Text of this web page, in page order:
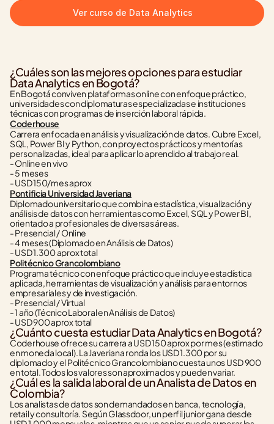
Ver curso de Data Analytics
¿Cuáles son las mejores opciones para estudiar
Data Analytics en Bogotá?
En Bogotá conviven plataformas online con enfoque práctico,
universidades con diplomaturas especializadas e instituciones
técnicas con programas de inserción laboral rápida.
Coderhouse
Carrera enfocada en análisis y visualización de datos. Cubre Excel,
SQL, Power BI y Python, con proyectos prácticos y mentorías
personalizadas, ideal para aplicar lo aprendido al trabajo real.
- Online en vivo
- 5 meses
- USD 150/mes aprox
Pontificia Universidad Javeriana
Diplomado universitario que combina estadística, visualización y
análisis de datos con herramientas como Excel, SQL y Power BI,
orientado a profesionales de diversas áreas.
- Presencial / Online
- 4 meses (Diplomado en Análisis de Datos)
- USD 1.300 aprox total
Politécnico Grancolombiano
Programa técnico con enfoque práctico que incluye estadística
aplicada, herramientas de visualización y análisis para entornos
empresariales y de investigación.
- Presencial / Virtual
- 1 año (Técnico Laboral en Análisis de Datos)
- USD 900 aprox total
¿Cuánto cuesta estudiar Data Analytics en Bogotá?
Coderhouse ofrece su carrera a USD 150 aprox por mes (estimado
en moneda local). La Javeriana ronda los USD 1.300 por su
diplomado y el Politécnico Grancolombiano cuesta unos USD 900
en total. Todos los valores son aproximados y pueden variar.
¿Cuál es la salida laboral de un Analista de Datos en
Colombia?
Los analistas de datos son demandados en banca, tecnología,
retail y consultoría. Según Glassdoor, un perfil junior gana desde